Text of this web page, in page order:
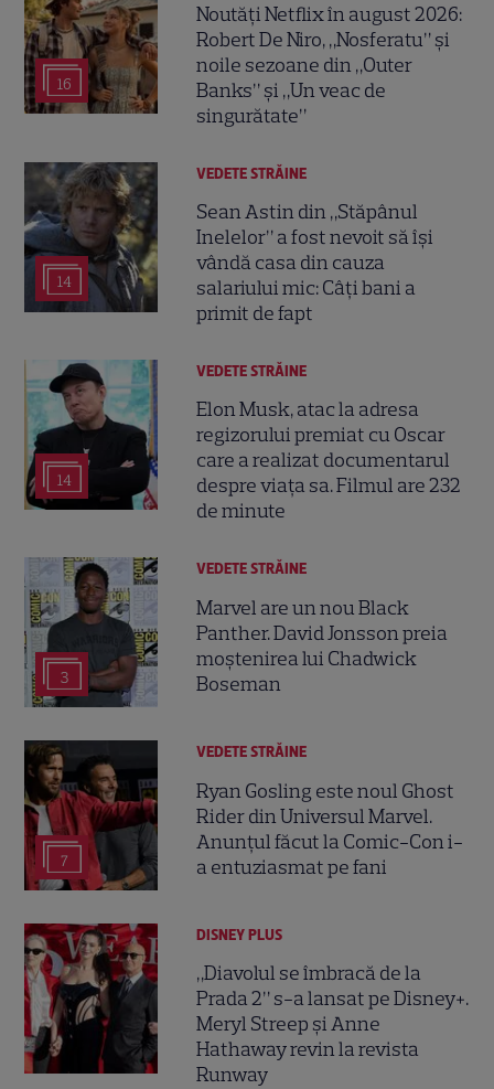
16
Noutăți Netflix în august 2026:
Robert De Niro, „Nosferatu” și
noile sezoane din „Outer
Banks” și „Un veac de
singurătate”
14
VEDETE STRĂINE
Sean Astin din „Stăpânul
Inelelor” a fost nevoit să își
vândă casa din cauza
salariului mic: Câți bani a
primit de fapt
14
VEDETE STRĂINE
Elon Musk, atac la adresa
regizorului premiat cu Oscar
care a realizat documentarul
despre viața sa. Filmul are 232
de minute
3
VEDETE STRĂINE
Marvel are un nou Black
Panther. David Jonsson preia
moștenirea lui Chadwick
Boseman
7
VEDETE STRĂINE
Ryan Gosling este noul Ghost
Rider din Universul Marvel.
Anunțul făcut la Comic-Con i-
a entuziasmat pe fani
DISNEY PLUS
„Diavolul se îmbracă de la
Prada 2” s-a lansat pe Disney+.
Meryl Streep și Anne
Hathaway revin la revista
Runway